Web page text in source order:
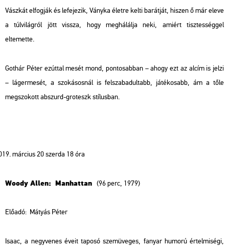
Vászkát elfogják és lefejezik, Ványka életre kelti barátját, hiszen ő már eleve
a túlvilágról jött vissza, hogy meghálálja neki, amiért tisztességgel
eltemette.
Gothár Péter ezúttal mesét mond, pontosabban – ahogy ezt az alcím is jelzi
– lágermesét, a szokásosnál is felszabadultabb, játékosabb, ám a tőle
megszokott abszurd-groteszk stílusban.
március 20 szerda 18 óra
Woody Allen: Manhattan (96 perc, 1979)
Előadó: Mátyás Péter
Isaac, a negyvenes éveit taposó szemüveges, fanyar humorú értelmiségi,